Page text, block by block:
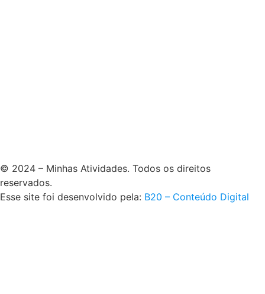
© 2024 – Minhas Atividades. Todos os direitos
reservados.
Esse site foi desenvolvido pela: B20 – Conteúdo Digital